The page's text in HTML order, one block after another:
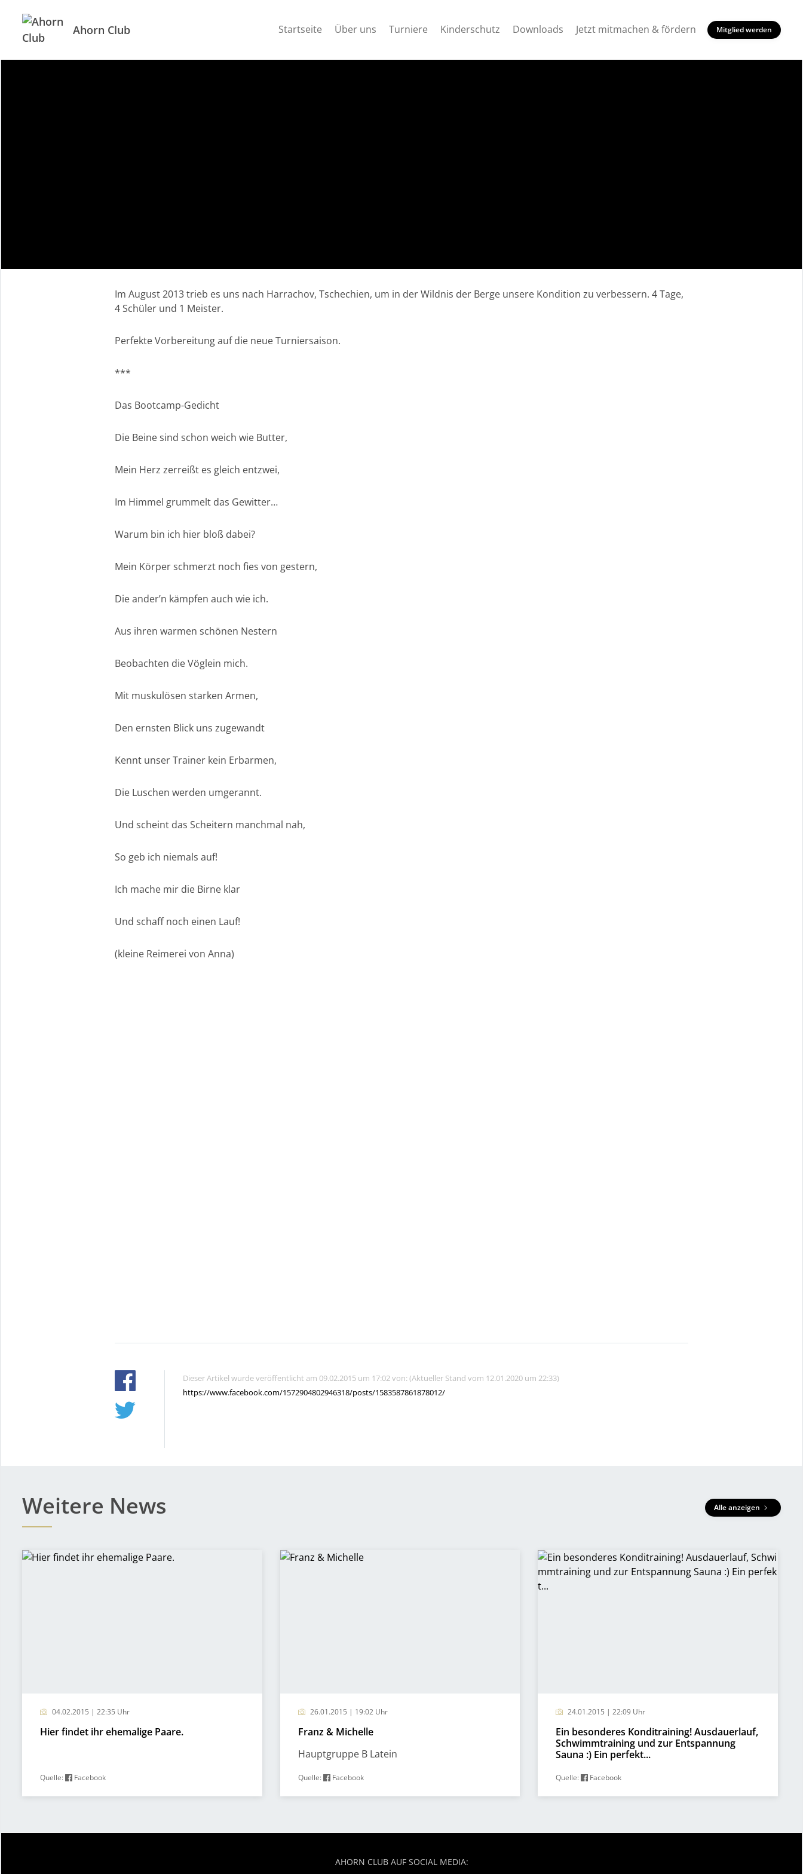
Ahorn Club Startseite Über uns Turniere Kinderschutz Downloads Jetzt mitmachen & fördern Mitglied werden
Im August 2013 trieb es uns nach Harrachov, Tschechien, um in der Wildnis der Berge unsere Kondition zu verbessern. 4 Tage,
4 Schüler und 1 Meister.
Perfekte Vorbereitung auf die neue Turniersaison.
***
Das Bootcamp-Gedicht
Die Beine sind schon weich wie Butter,
Mein Herz zerreißt es gleich entzwei,
Im Himmel grummelt das Gewitter…
Warum bin ich hier bloß dabei?
Mein Körper schmerzt noch fies von gestern,
Die ander’n kämpfen auch wie ich.
Aus ihren warmen schönen Nestern
Beobachten die Vöglein mich.
Mit muskulösen starken Armen,
Den ernsten Blick uns zugewandt
Kennt unser Trainer kein Erbarmen,
Die Luschen werden umgerannt.
Und scheint das Scheitern manchmal nah,
So geb ich niemals auf!
Ich mache mir die Birne klar
Und schaff noch einen Lauf!
(kleine Reimerei von Anna)
Dieser Artikel wurde veröffentlicht am 09.02.2015 um 17:02 von: (Aktueller Stand vom 12.01.2020 um 22:33)
https://www.facebook.com/1572904802946318/posts/1583587861878012/
Weitere News Alle anzeigen
04.02.2015 | 22:35 Uhr
Hier findet ihr ehemalige Paare.
Quelle: Facebook
26.01.2015 | 19:02 Uhr
Franz & Michelle
Hauptgruppe B Latein
Quelle: Facebook
24.01.2015 | 22:09 Uhr
Ein besonderes Konditraining! Ausdauerlauf,
Schwimmtraining und zur Entspannung
Sauna :) Ein perfekt...
Quelle: Facebook
AHORN CLUB AUF SOCIAL MEDIA: